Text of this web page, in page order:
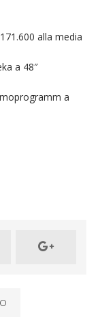
alla media
a 48″
a